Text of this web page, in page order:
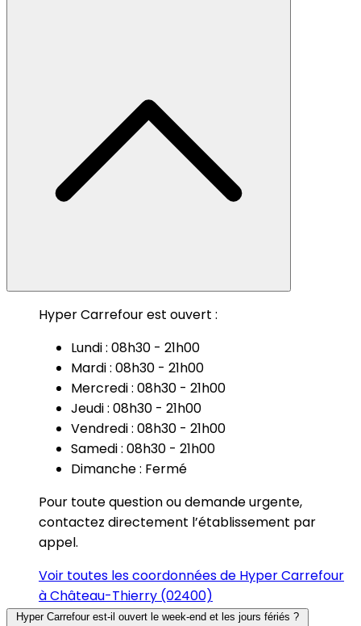
Hyper Carrefour est ouvert :
Lundi : 08h30 - 21h00
Mardi : 08h30 - 21h00
Mercredi : 08h30 - 21h00
Jeudi : 08h30 - 21h00
Vendredi : 08h30 - 21h00
Samedi : 08h30 - 21h00
Dimanche : Fermé
Pour toute question ou demande urgente,
contactez directement l’établissement par
appel.
Voir toutes les coordonnées de Hyper Carrefour
à Château-Thierry (02400)
Hyper Carrefour est-il ouvert le week-end et les jours fériés ?